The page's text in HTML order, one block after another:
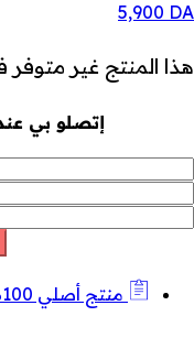
5,900 DA
هذا المنتج غير متوفر
إتصلو بي
منتج أصلي 100%